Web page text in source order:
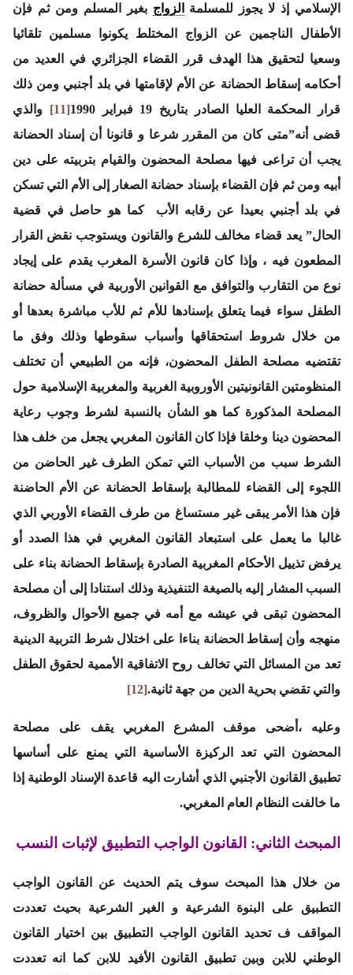
الإسلامي إذ لا يجوز للمسلمة
الزواج بغير المسلم ومن ثم فإن
الأطفال الناجمين عن الزواج المختلط يكونوا مسلمين تلقائيا
وسعيا لتحقيق هذا الهدف قرر القضاء الجزائري في العديد من
أحكامه إسقاط الحضانة عن الأم لإقامتها في بلد أجنبي ومن ذلك
قرار المحكمة العليا الصادر بتاريخ 19 فبراير 1990
[11]
والذي
قضى أنه”متى كان من المقرر شرعا و قانونا أن إسناد الحضانة
يجب أن تراعى فيها مصلحة المحضون والقيام بتربيته على دين
أبيه ومن ثم فإن القضاء بإسناد حضانة الصغار إلى الأم التي تسكن
في بلد أجنبي بعيدا عن رقابه الأب كما هو حاصل في قضية
الحال” يعد قضاء مخالف للشرع والقانون ويستوجب نقض القرار
المطعون فيه ، وإذا كان قانون الأسرة المغرب يقدم على إيجاد
نوع من التقارب والتوافق مع القوانين الأوربية في مسألة حضانة
الطفل سواء فيما يتعلق بإسنادها للأم ثم للأب مباشرة بعدها أو
من خلال شروط استحقاقها وأسباب سقوطها وذلك وفق ما
تقتضيه مصلحة الطفل المحضون، فإنه من الطبيعي أن تختلف
المنظومتين القانونيتين الأوروبية الغربية والمغربية الإسلامية حول
المصلحة المذكورة كما هو الشأن بالنسبة لشرط وجوب رعاية
المحضون دينا وخلقا فإذا كان القانون المغربي يجعل من خلف هذا
الشرط سبب من الأسباب التي تمكن الطرف غير الحاضن من
اللجوء إلى القضاء للمطالبة بإسقاط الحضانة عن الأم الحاضنة
فإن هذا الأمر يبقى غير مستساغ من طرف القضاء الأوربي الذي
غالبا ما يعمل على استبعاد القانون المغربي في هذا الصدد أو
يرفض تذييل الأحكام المغربية الصادرة بإسقاط الحضانة بناء على
السبب المشار إليه بالصيغة التنفيذية وذلك استنادا إلى أن مصلحة
المحضون تبقى في عيشه مع أمه في جميع الأحوال والظروف،
منهجه وأن إسقاط الحضانة بناءا على اختلال شرط التربية الدينية
تعد من المسائل التي تخالف روح الاتفاقية الأممية لحقوق الطفل
والتي تقضي بحرية الدين من جهة ثانية.[12]
وعليه ،أضحى موقف المشرع المغربي يقف على مصلحة
المحضون التي تعد الركيزة الأساسية التي يمنع على أساسها
تطبيق القانون الأجنبي الذي أشارت اليه قاعدة الإسناد الوطنية إذا
ما خالفت النظام العام المغربي.
المبحث الثاني: القانون الواجب التطبيق لإثبات النسب
من خلال هذا المبحث سوف يتم الحديث عن القانون الواجب
التطبيق على البنوة الشرعية و الغير الشرعية بحيث تعددت
المواقف ف تحديد القانون الواجب التطبيق بين اختيار القانون
الوطني للابن وبين تطبيق القانون الأفيد للابن كما انه تعددت